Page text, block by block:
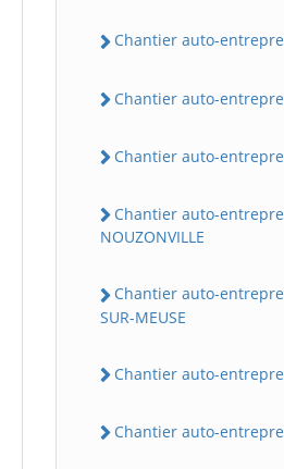
Chantier auto-
Chantier auto-
Chantier auto-
Chantier auto-
NOUZONVILLE
Chantier auto-
SUR-MEUSE
Chantier auto-
Chantier auto-